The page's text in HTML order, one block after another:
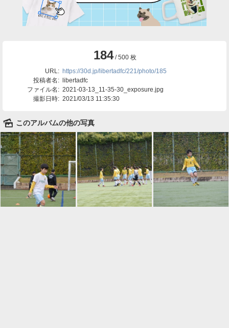
184/ 500 枚
URL: https://30d.jp/libertadfc/221/photo/185
投稿者名: libertadfc
ファイル名: 2021-03-13_11-35-30_exposure.jpg
撮影日時: 2021/03/13 11:35:30
🌄 このアルバムの他の写真